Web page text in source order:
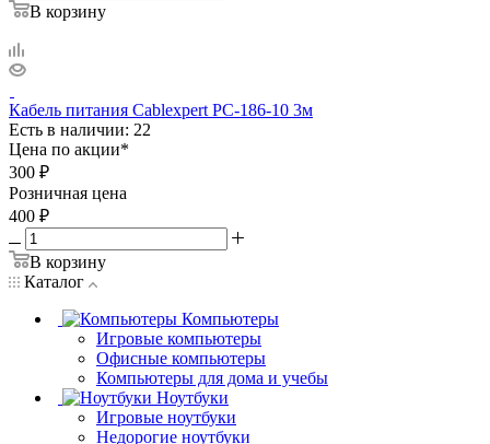
В корзину
Кабель питания Cablexpert PC-186-10 3м
Есть в наличии: 22
Цена по акции*
300 ₽
Розничная цена
400 ₽
В корзину
Каталог
Компьютеры
Игровые компьютеры
Офисные компьютеры
Компьютеры для дома и учебы
Ноутбуки
Игровые ноутбуки
Недорогие ноутбуки